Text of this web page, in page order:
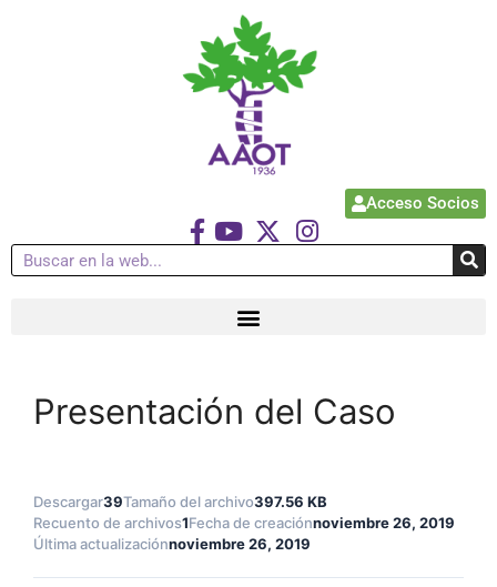
Acceso Socios
Presentación del Caso
Descargar39Tamaño del archivo397.56 KB
Recuento de archivos1Fecha de creaciónnoviembre 26, 2019
Última actualizaciónnoviembre 26, 2019